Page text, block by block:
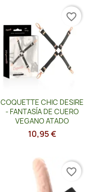
Vista rápida
COQUETTE CHIC DESIRE
- FANTASÍA DE CUERO
VEGANO ATADO
10,95 €
favorite_border
favorite_border